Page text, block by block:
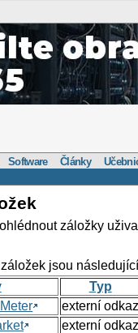
Software Články
záložky
jsou
Typ
externí odkaz
externí odkaz